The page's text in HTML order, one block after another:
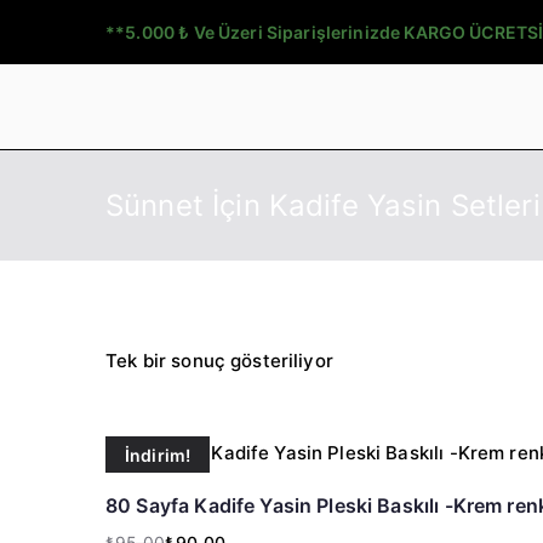
**5.000 ₺ Ve Üzeri Siparişlerinizde KARGO
Sünnet İçin Kadife Yasin Setleri
Tek bir sonuç gösteriliyor
İndirim!
80 Sayfa Kadife Yasin Pleski Baskılı -Krem